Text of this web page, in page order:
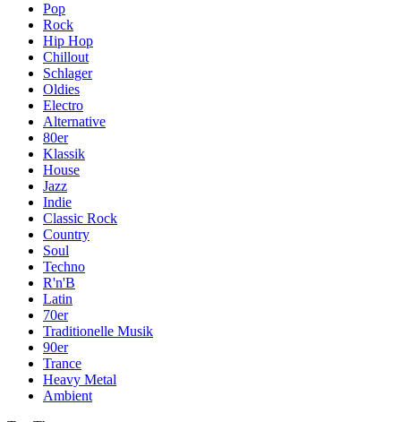
Pop
Rock
Hip Hop
Chillout
Schlager
Oldies
Electro
Alternative
80er
Klassik
House
Jazz
Indie
Classic Rock
Country
Soul
Techno
R'n'B
Latin
70er
Traditionelle Musik
90er
Trance
Heavy Metal
Ambient